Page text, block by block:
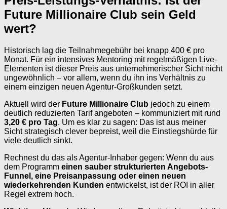
Future Millionaire Club sein Geld
wert?
Historisch lag die Teilnahmegebühr bei knapp 400 € pro
Monat. Für ein intensives Mentoring mit regelmäßigen Live-
Elementen ist dieser Preis aus unternehmerischer Sicht nicht
ungewöhnlich – vor allem, wenn du ihn ins Verhältnis zu
einem einzigen neuen Agentur-Großkunden setzt.
Aktuell wird der Future Millionaire Club jedoch zu einem
deutlich reduzierten Tarif angeboten – kommuniziert mit rund
3,20 € pro Tag. Um es klar zu sagen: Das ist aus meiner
Sicht strategisch clever bepreist, weil die Einstiegshürde für
viele deutlich sinkt.
Rechnest du das als Agentur-Inhaber gegen: Wenn du aus
dem Programm einen sauber strukturierten Angebots-
Funnel, eine Preisanpassung oder einen neuen
wiederkehrenden Kunden entwickelst, ist der ROI in aller
Regel extrem hoch.